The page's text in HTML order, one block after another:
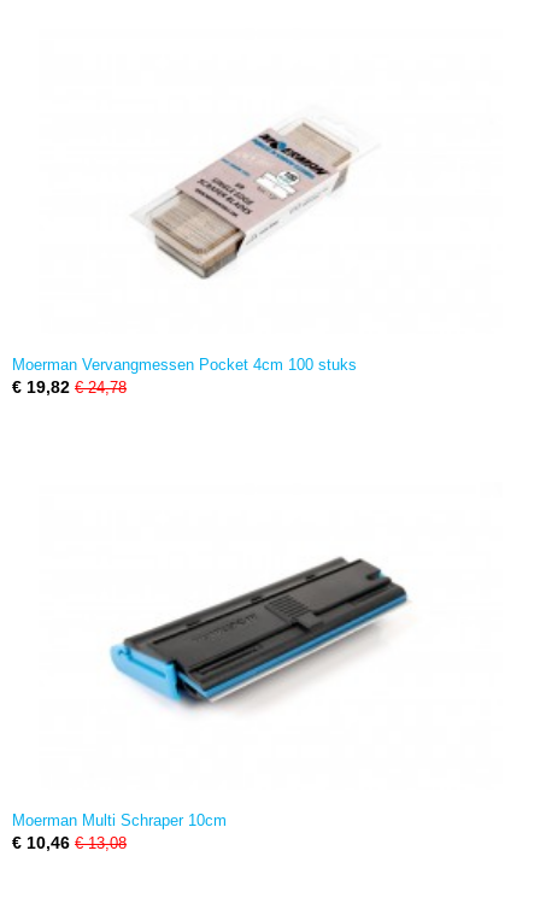
Moerman Vervangmessen Pocket 4cm 100 stuks
€ 19,82 € 24,78
Moerman Multi Schraper 10cm
€ 10,46 € 13,08